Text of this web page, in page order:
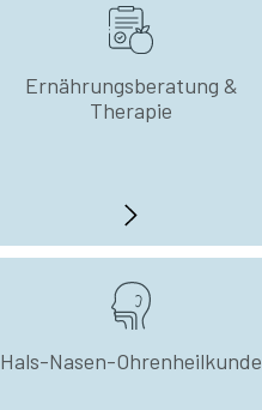
Ernährungsberatung &
Therapie
Hals-Nasen-Ohrenheilkunde